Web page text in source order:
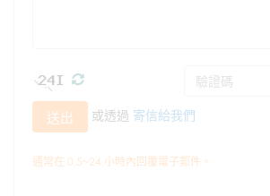
送出 或透過 寄信給我們
通常在 0.5~24 小時內回覆電子郵件。